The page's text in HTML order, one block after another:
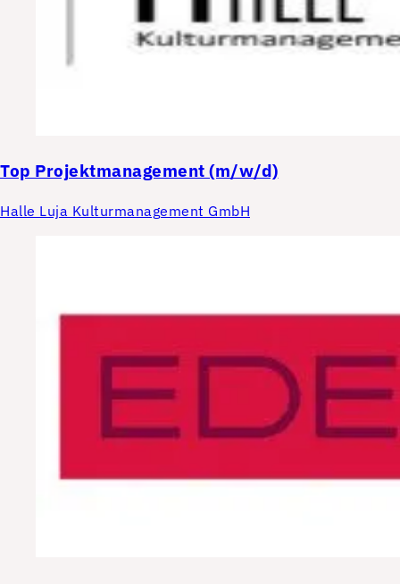
Top Projektmanagement (m/w/d)
Halle Luja Kulturmanagement GmbH